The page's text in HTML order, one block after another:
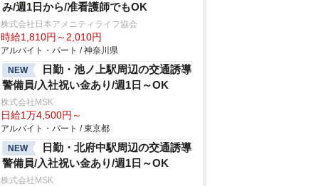
み/週1日から/准看護師でもOK
株式会社日本アメニティライフ協会
時給1,810円～2,010円
アルバイト・パート / 神奈川県
NEW
日勤・池ノ上駅周辺の交通誘導
警備員/入社祝い金あり/週1日～OK
株式会社MSK
日給1万4,500円～
アルバイト・パート / 東京都
NEW
日勤・北府中駅周辺の交通誘導
警備員/入社祝い金あり/週1日～OK
株式会社MSK